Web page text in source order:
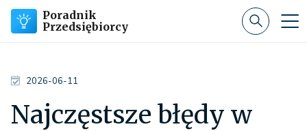
Poradnik
Przedsiębiorcy
2026-06-11
Najczęstsze błędy w